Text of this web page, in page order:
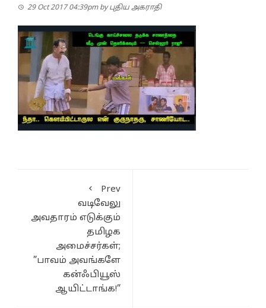
29 Oct 2017 04:39pm byபுதிய அகராதி
Prev
வடிவேலு
அவதாரம் எடுக்கும்
தமிழக
அமைச்சர்கள்;
”பாவம் அவங்களே
கன்ஃபியூஸ்
ஆயிட்டாங்க!”